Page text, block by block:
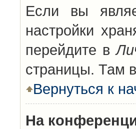
Если вы
настройки
перейдите в
страницы. Там
Вернуться к
На